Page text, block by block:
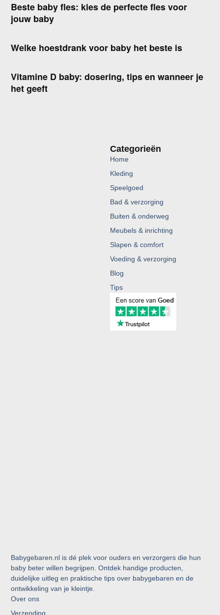
Babygebaren.nl is dé plek voor ouders en verzorgers die hun
baby beter willen begrijpen. Ontdek handige producten,
duidelijke uitleg en praktische tips over babygebaren en de
ontwikkeling van je kleintje.
Over ons
Verzending
Categorieën
Home
Kleding
Speelgoed
Bad & verzorging
Buiten & onderweg
Meubels & inrichting
Slapen & comfort
Voeding & verzorging
Blog
Tips
Beste baby fles: kies de perfecte fles voor
jouw baby
Welke hoestdrank voor baby het beste is
Vitamine D baby: dosering, tips en wanneer je
het geeft